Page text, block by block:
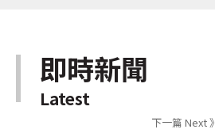
即時新聞
Latest
下一篇 Next 》